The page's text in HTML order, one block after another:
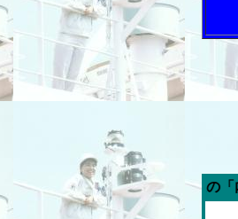
今週の「内航海運